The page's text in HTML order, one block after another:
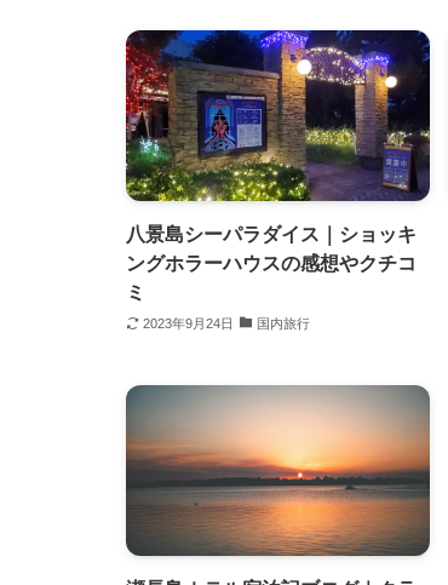
八景島シーパラダイス｜ショッキ
ングホラーハウスの感想やクチコ
ミ
2023年9月24日 国内旅行